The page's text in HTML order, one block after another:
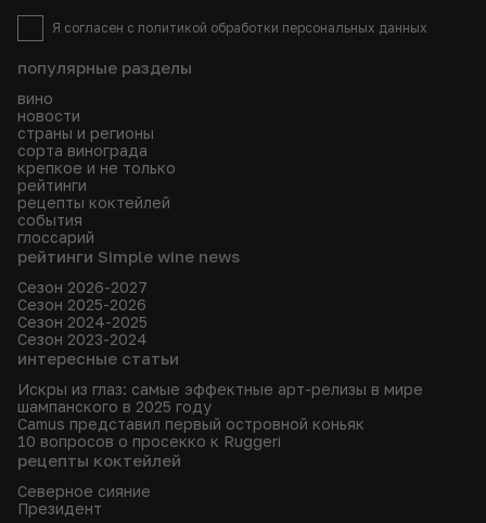
популярные разделы
вино
новости
страны и регионы
сорта винограда
крепкое и не только
рейтинги
рецепты коктейлей
события
глоссарий
рейтинги Simple wine news
Сезон 2026-2027
Сезон 2025-2026
Сезон 2024-2025
Сезон 2023-2024
интересные статьи
Искры из глаз: самые эффектные арт-релизы в мире
шампанского в 2025 году
Camus представил первый островной коньяк
10 вопросов о просекко к Ruggeri
рецепты коктейлей
Северное сияние
Президент
Я согласен с политикой обработки персональных данных